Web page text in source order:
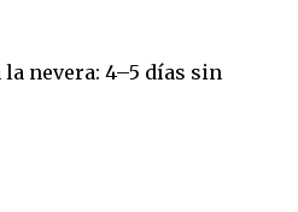
nevera: 4–5 días sin